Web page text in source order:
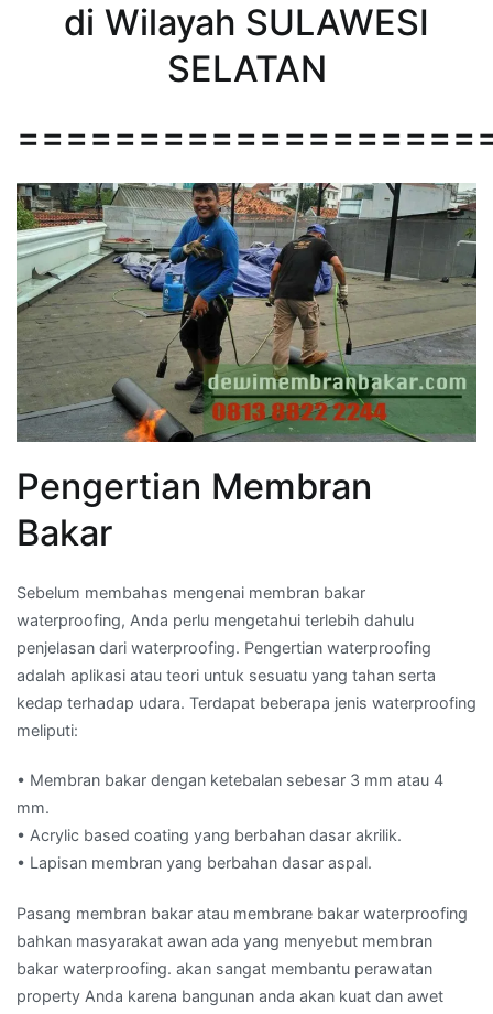
di Wilayah SULAWESI
SELATAN
Pengertian Membran
Bakar
Sebelum membahas mengenai membran bakar
waterproofing, Anda perlu mengetahui terlebih dahulu
penjelasan dari waterproofing. Pengertian waterproofing
adalah aplikasi atau teori untuk sesuatu yang tahan serta
kedap terhadap udara. Terdapat beberapa jenis waterproofing
meliputi:
• Membran bakar dengan ketebalan sebesar 3 mm atau 4
mm.
• Acrylic based coating yang berbahan dasar akrilik.
• Lapisan membran yang berbahan dasar aspal.
Pasang membran bakar atau membrane bakar waterproofing
bahkan masyarakat awan ada yang menyebut membran
bakar waterproofing. akan sangat membantu perawatan
property Anda karena bangunan anda akan kuat dan awet